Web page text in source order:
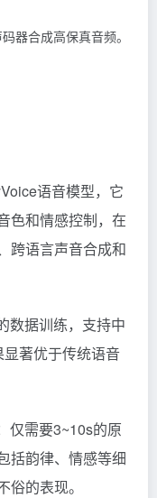
器合成高保真音频。
语音模型，它
色和情感控制，在
跨语言声音合成和
数据训练，支持中
著优于传统语音
仅需要3~10s的原
括韵律、情感等细
的表现。